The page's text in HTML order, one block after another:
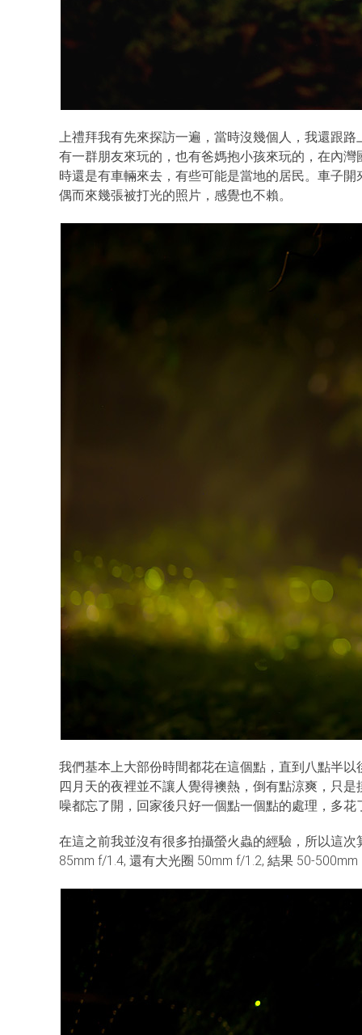
上禮拜我有先來探訪一遍，當時沒幾個人，我還跟
有一群朋友來玩的，也有爸媽抱小孩來玩的，在內
時還是有車輛來去，有些可能是當地的居民。車子
偶而來幾張被打光的照片，感覺也不賴。
我們基本上大部份時間都花在這個點，直到八點半
四月天的夜裡並不讓人覺得襖熱，倒有點涼爽，只
噪都忘了開，回家後只好一個點一個點的處理，多
在這之前我並沒有很多拍攝螢火蟲的經驗，所以這
85mm f/1.4, 還有大光圈 50mm f/1.2, 結果 50-